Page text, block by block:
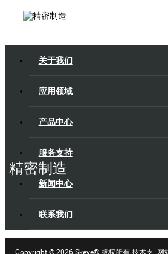
精密制造
关于我们
应用领域
产品中心
服务支持
新闻中心
联系我们
Copyright © 2026 Skeye® 版权所有 技术支
网